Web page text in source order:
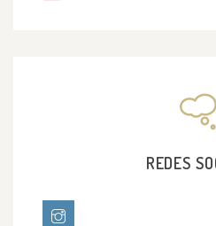
Marçal VMG ; Zaher BR ;
Sociodemographic
affected by
REDES